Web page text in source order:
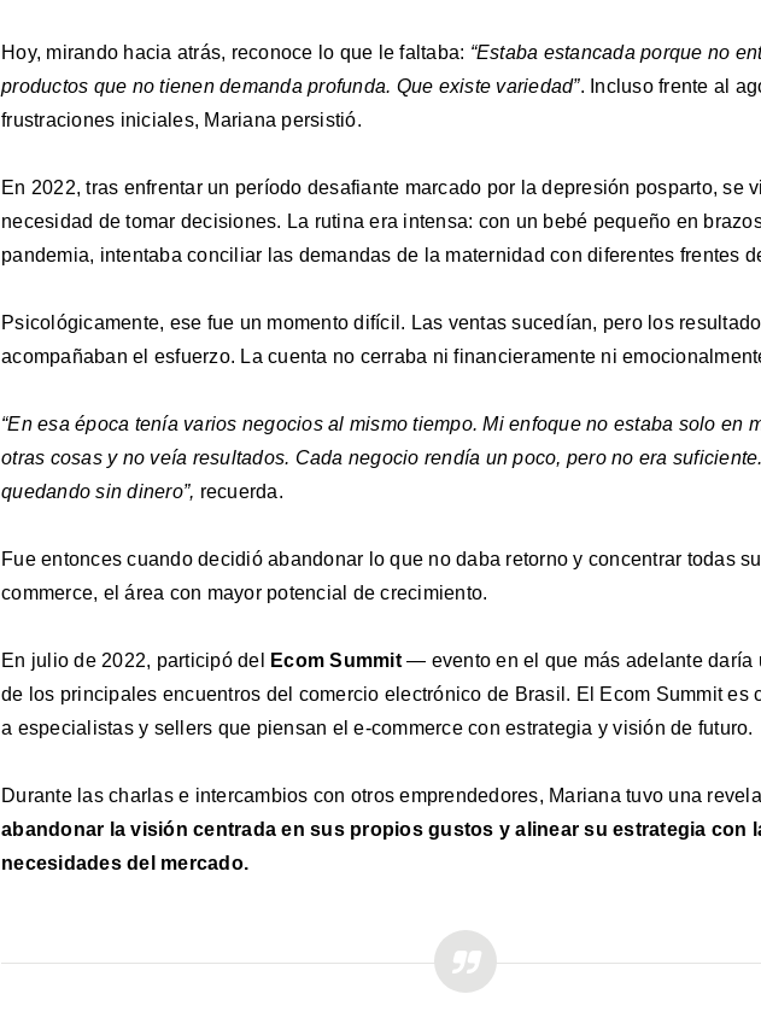
Hoy, mirando hacia atrás, reconoce lo que le faltaba: “Estaba estancada porque no
productos que no tienen demanda profunda. Que existe variedad”. Incluso frente al
frustraciones iniciales, Mariana persistió.
En 2022, tras enfrentar un período desafiante marcado por la depresión posparto, se
necesidad de tomar decisiones. La rutina era intensa: con un bebé pequeño en
pandemia, intentaba conciliar las demandas de la maternidad con diferentes frentes
Psicológicamente, ese fue un momento difícil. Las ventas sucedían, pero los
acompañaban el esfuerzo. La cuenta no cerraba ni financieramente ni
“En esa época tenía varios negocios al mismo tiempo. Mi enfoque no estaba solo en
otras cosas y no veía resultados. Cada negocio rendía un poco, pero no era
quedando sin dinero”, recuerda.
Fue entonces cuando decidió abandonar lo que no daba retorno y concentrar todas
commerce, el área con mayor potencial de crecimiento.
En julio de 2022, participó del Ecom Summit— evento en el que más adelante daría
de los principales encuentros del comercio electrónico de Brasil. El Ecom Summit es
a especialistas y sellers que piensan el e-commerce con estrategia y visión de futuro.
Durante las charlas e intercambios con otros emprendedores, Mariana tuvo una
abandonar la visión centrada en sus propios gustos y alinear su estrategia con
necesidades del mercado.